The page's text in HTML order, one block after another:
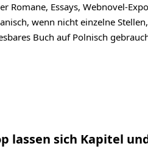
Romane, Essays, Webnovel-
wenn nicht einzelne
Buch auf Polnisch
lassen sich Kapitel